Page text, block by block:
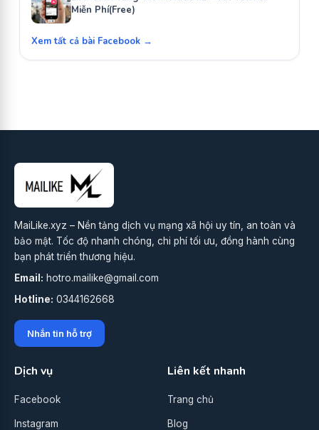
Miễn Phí(Free)
Xem tất cả bài Facebook →
MaiLike.xyz – Nền tảng dịch vụ mạng xã hội uy tín, an toàn và
bảo mật. Tốc độ nhanh chóng, chi phí tối ưu, đồng hành cùng
bạn phát triển thương hiệu.
Email: hotro.mailike@gmail.com
Hotline: 0344162668
Nhắn tin hỗ trợ
Dịch vụ
Facebook
Instagram
Liên kết nhanh
Trang chủ
Blog